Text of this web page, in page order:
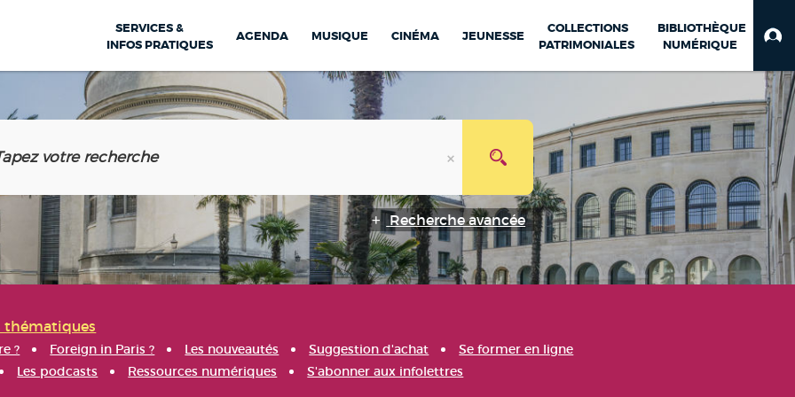
SERVICES &
INFOS PRATIQUES
AGENDA MUSIQUE CINÉMA JEUNESSE
COLLECTIONS
PATRIMONIALES
BIBLIOTHÈQUE
NUMÉRIQUE
Recherche avancée
thématiques
? Foreign in Paris ? Les nouveautés Suggestion d'achat
Se former en ligne
Les podcasts Ressources numériques S'abonner aux infolettres